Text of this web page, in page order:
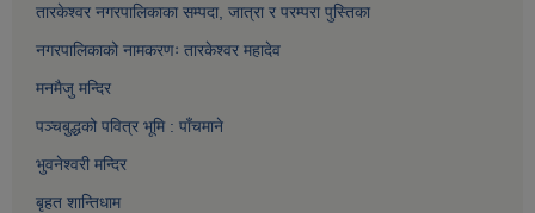
तारकेश्वर नगरपालिकाका सम्पद ा, जात्रा र परम्परा पुस्तिका
नगरपालिकाको नामकरणः तारकेश्वर महादेव
मनमैजु मन्दिर
पञ्चबुद्धको पवित्र भूमि : पाँचमाने
भुवनेश्वरी मन्दिर
बृहत शान्तिधाम